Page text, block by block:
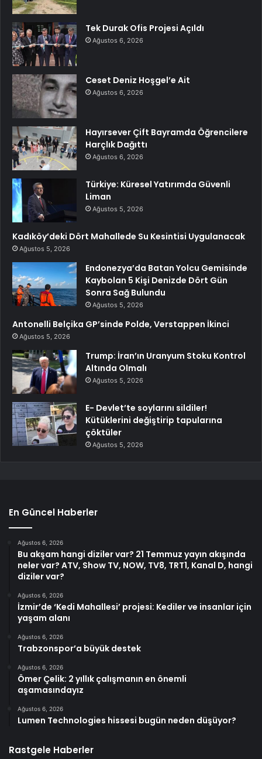
Tek Durak Ofis Projesi Açıldı
Ağustos 6, 2026
Ceset Deniz Hoşgel’e Ait
Ağustos 6, 2026
Hayırsever Çift Bayramda Öğrencilere
Harçlık Dağıttı
Ağustos 6, 2026
Türkiye: Küresel Yatırımda Güvenli
Liman
Ağustos 5, 2026
Kadıköy’deki Dört Mahallede Su Kesintisi Uygulanacak
Ağustos 5, 2026
Endonezya’da Batan Yolcu Gemisinde
Kaybolan 5 Kişi Denizde Dört Gün
Sonra Sağ Bulundu
Ağustos 5, 2026
Antonelli Belçika GP’sinde Polde, Verstappen İkinci
Ağustos 5, 2026
Trump: İran’ın Uranyum Stoku Kontrol
Altında Olmalı
Ağustos 5, 2026
E- Devlet’te soylarını sildiler!
Kütüklerini değiştirip tapularına
çöktüler
Ağustos 5, 2026
En Güncel Haberler
Ağustos 6, 2026
Bu akşam hangi diziler var? 21 Temmuz yayın akışında
neler var? ATV, Show TV, NOW, TV8, TRT1, Kanal D, hangi
diziler var?
Ağustos 6, 2026
İzmir’de ‘Kedi Mahallesi’ projesi: Kediler ve insanlar için
yaşam alanı
Ağustos 6, 2026
Trabzonspor’a büyük destek
Ağustos 6, 2026
Ömer Çelik: 2 yıllık çalışmanın en önemli
aşamasındayız
Ağustos 6, 2026
Lumen Technologies hissesi bugün neden düşüyor?
Rastgele Haberler